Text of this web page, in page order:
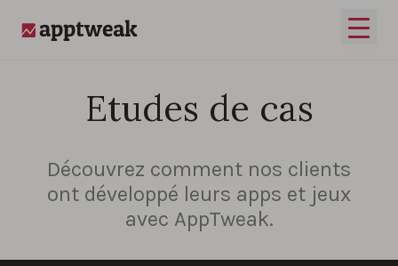
Etudes de cas
Découvrez comment nos clients
ont développé leurs apps et jeux
avec AppTweak.